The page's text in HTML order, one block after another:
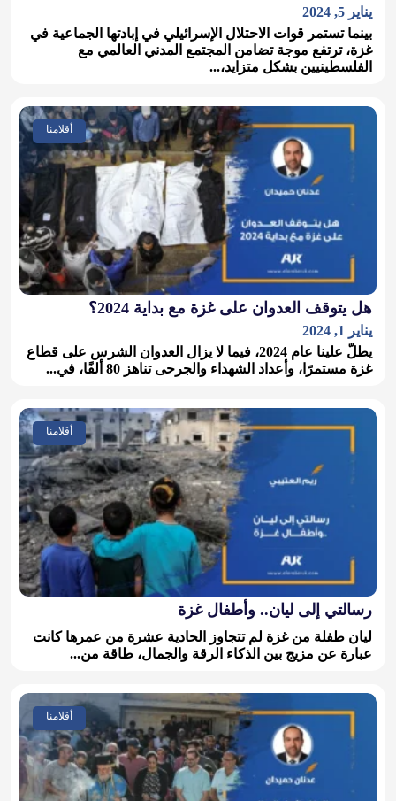
يناير 5, 2024
بينما تستمر قوات الاحتلال الإسرائيلي في إبادتها الجماعية في
غزة، ترتفع موجة تضامن المجتمع المدني العالمي مع
الفلسطينيين بشكل متزايد،...
أقلامنا
هل يتوقف العدوان على غزة مع بداية 2024؟
يناير 1, 2024
يطلّ علينا عام 2024، فيما لا يزال العدوان الشرس على قطاع
غزة مستمرًا، وأعداد الشهداء والجرحى تناهز 80 ألفًا، في...
أقلامنا
رسالتي إلى ليان.. وأطفال غزة
ليان طفلة من غزة لم تتجاوز الحادية عشرة من عمرها كانت
عبارة عن مزيج بين الذكاء الرقة والجمال، طاقة من...
أقلامنا